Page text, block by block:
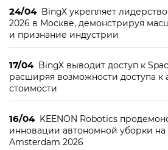
24/04 BingX укрепляет
2026 в Москве, демонстрируя
и признание индустрии
17/04 BingX выводит доступ к
расширяя возможности доступа к
стоимости
16/04 KEENON Robotics
инновации автономной уборки на
Amsterdam 2026